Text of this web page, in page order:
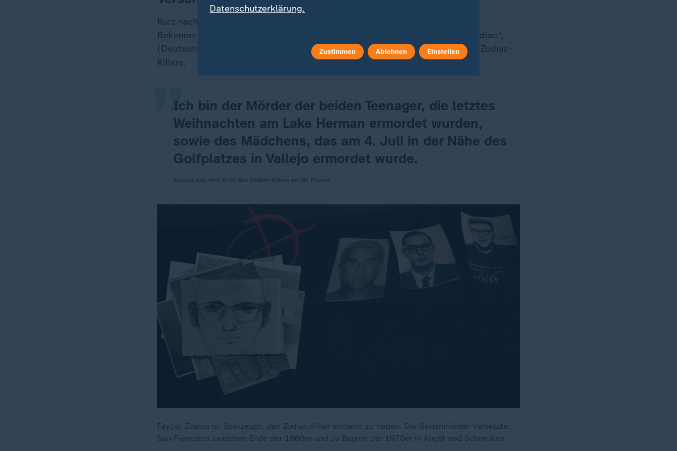
Kurz nach dem Mord an Darlene Ferrin schickt ein Unbekannter ein
Bekennerschreiben an die örtliche Presse unterzeichnet mit dem Namen "Zodiac",
(Deutsch: Tierkreiszeichen) und einem Fadenkreuz. Es wird zum Symbol des Zodiac-
Killers.
Ich bin der Mörder der beiden Teenager, die letztes
Weihnachten am Lake Herman ermordet wurden,
sowie des Mädchens, das am 4. Juli in der Nähe des
Golfplatzes in Vallejo ermordet wurde.
„
Fayçal Ziraoui ist überzeugt, den Zodiac-Killer enttarnt zu haben. Der Serienmörder versetzte
San Francisco zwischen Ende der 1960er und zu Beginn der 1970er in Angst und Schrecken.
Datenschutzerklärung.
Zustimmen Ablehnen Einstellen